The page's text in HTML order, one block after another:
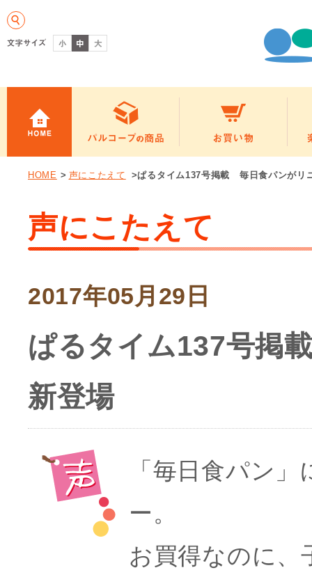
HOME > 声にこたえて >ぱるタイム137号掲載 毎日食パンがリ
声にこたえて
2017年05月29日
ぱるタイム137号
新登場
「毎日食パン
ー。
お買得なのに、